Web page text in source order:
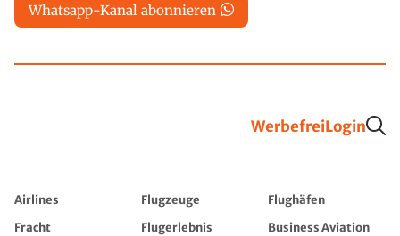
Whatsapp-Kanal abonnieren
WerbefreiLogin
Airlines Flugzeuge
Flughäfen
Fracht
Flugerlebnis
Business Aviation